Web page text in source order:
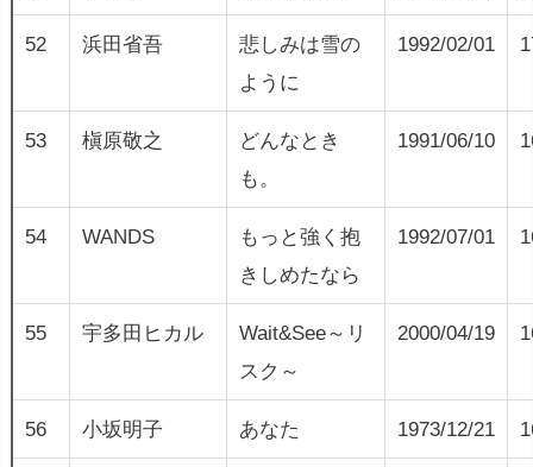
52 浜田省吾
悲しみは雪の
ように
1992/02/01
53 槇原敬之
どんなとき
も。
1991/06/10
54 WANDS
もっと強く抱
きしめたなら
1992/07/01
55 宇多田ヒカル
Wait&See～リ
スク～
2000/04/19
56 小坂明子 あなた 1973/12/21